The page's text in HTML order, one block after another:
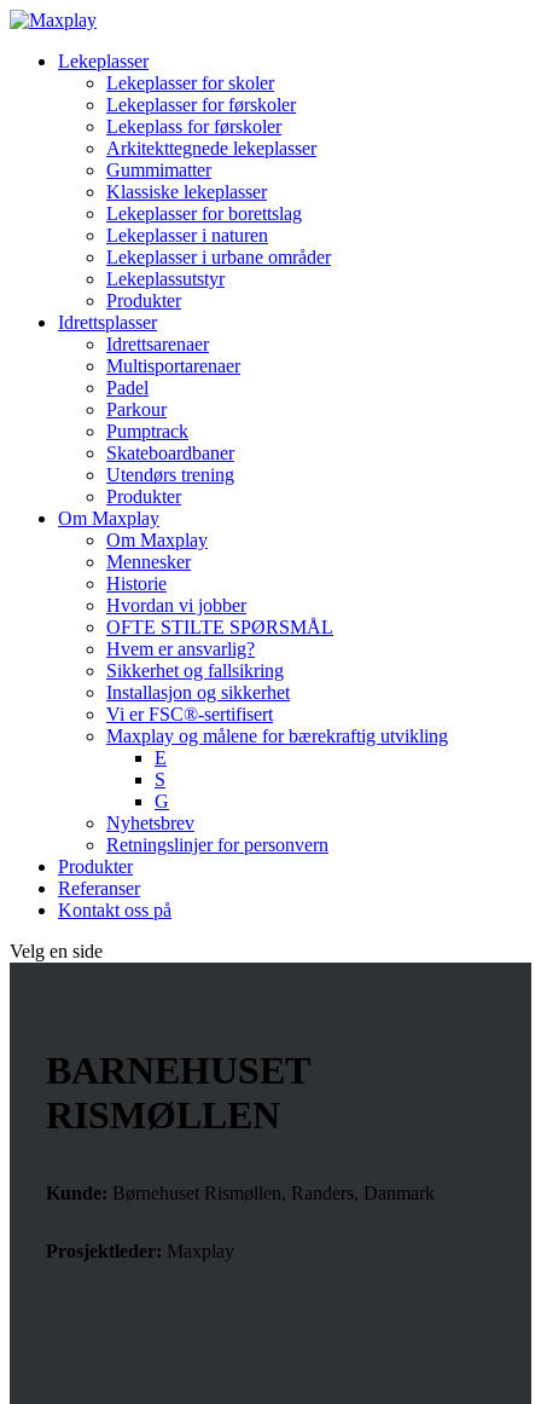
Lekeplasser
Lekeplasser for skoler
Lekeplasser for førskoler
Lekeplass for førskoler
Arkitekttegnede lekeplasser
Gummimatter
Klassiske lekeplasser
Lekeplasser for borettslag
Lekeplasser i naturen
Lekeplasser i urbane områder
Lekeplassutstyr
Produkter
Idrettsplasser
Idrettsarenaer
Multisportarenaer
Padel
Parkour
Pumptrack
Skateboardbaner
Utendørs trening
Produkter
Om Maxplay
Om Maxplay
Mennesker
Historie
Hvordan vi jobber
OFTE STILTE SPØRSMÅL
Hvem er ansvarlig?
Sikkerhet og fallsikring
Installasjon og sikkerhet
Vi er FSC®-sertifisert
Maxplay og målene for bærekraftig utvikling
E
S
G
Nyhetsbrev
Retningslinjer for personvern
Produkter
Referanser
Kontakt oss på
Velg en side
BARNEHUSET
RISMØLLEN
Kunde: Børnehuset Rismøllen, Randers, Danmark
Prosjektleder: Maxplay